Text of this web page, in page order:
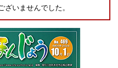
ざいませんでした。